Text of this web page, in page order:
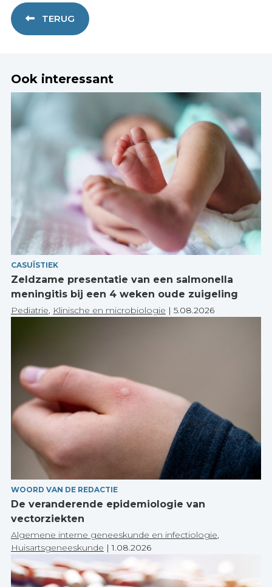
TERUG
Ook interessant
CASUÏSTIEK
Zeldzame presentatie van een salmonella
meningitis bij een 4 weken oude zuigeling
Pediatrie, Klinische en microbiologie | 5.08.2026
WOORD VAN DE REDACTIE
De veranderende epidemiologie van
vectorziekten
Algemene interne geneeskunde en infectiologie,
Huisartsgeneeskunde |1.08.2026